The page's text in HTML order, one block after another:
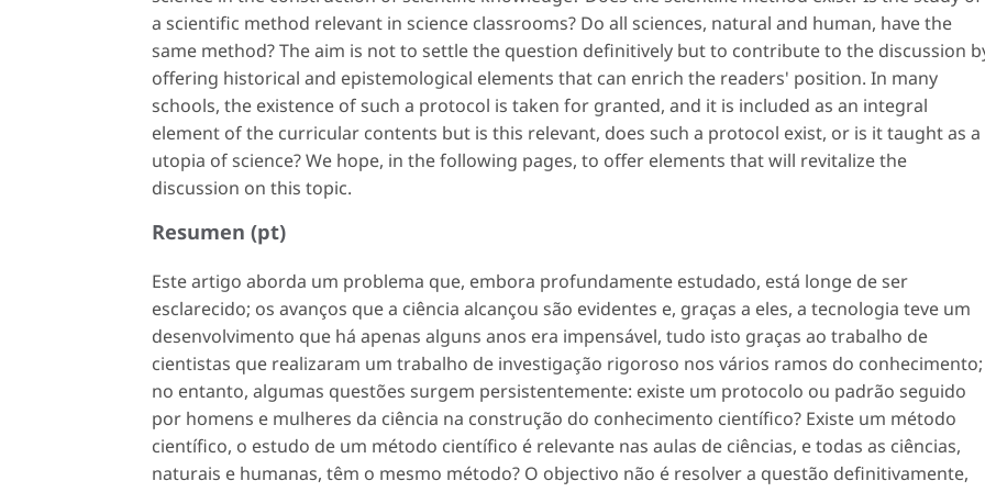
a scientific method relevant in science classrooms? Do all sciences, natural and human, have the
same method? The aim is not to settle the question definitively but to contribute to the discussion
offering historical and epistemological elements that can enrich the readers' position. In many
schools, the existence of such a protocol is taken for granted, and it is included as an integral
element of the curricular contents but is this relevant, does such a protocol exist, or is it taught as a
utopia of science? We hope, in the following pages, to offer elements that will revitalize the
discussion on this topic.
Resumen (pt)
Este artigo aborda um problema que, embora profundamente estudado, está longe de ser
esclarecido; os avanços que a ciência alcançou são evidentes e, graças a eles, a tecnologia teve um
desenvolvimento que há apenas alguns anos era impensável, tudo isto graças ao trabalho de
cientistas que realizaram um trabalho de investigação rigoroso nos vários ramos do conhecimento;
no entanto, algumas questões surgem persistentemente: existe um protocolo ou padrão seguido
por homens e mulheres da ciência na construção do conhecimento científico? Existe um método
científico, o estudo de um método científico é relevante nas aulas de ciências, e todas as ciências,
naturais e humanas, têm o mesmo método? O objectivo não é resolver a questão definitivamente,